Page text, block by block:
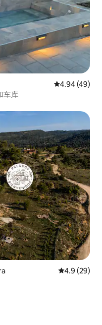
平均评分
4.94 (49)
车库
平均评分
4.9 (29)